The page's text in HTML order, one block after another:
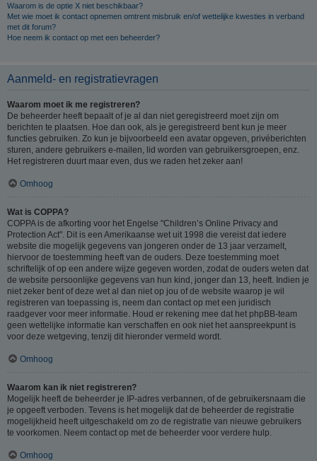
Waarom is de optie X niet beschikbaar?
Met wie moet ik contact opnemen omtrent misbruik en/of wettelijke kwesties in verband
met dit forum?
Hoe neem ik contact op met een beheerder?
Aanmeld- en registratievragen
Waarom moet ik me registreren?
De beheerder heeft bepaalt of je al dan niet geregistreerd moet zijn om
berichten te plaatsen. Hoe dan ook, als je geregistreerd bent kun je meer
functies gebruiken. Zo kun je bijvoorbeeld een avatar opgeven, privéberichten
sturen, andere gebruikers e-mailen, lid worden van gebruikersgroepen, enz.
Het registreren duurt maar even, dus we raden het zeker aan!
Omhoog
Wat is COPPA?
COPPA is de afkorting voor het Engelse "Children’s Online Privacy and
Protection Act". Dit is een Amerikaanse wet uit 1998 die vereist dat iedere
website die mogelijk gegevens van jongeren onder de 13 jaar verzamelt,
hiervoor de toestemming heeft van de ouders. Deze toestemming moet
schriftelijk of op een andere wijze gegeven worden, zodat de ouders weten dat
de website persoonlijke gegevens van hun kind, jonger dan 13, heeft. Indien je
niet zeker bent of deze wet al dan niet op jou of de website waarop je wil
registreren van toepassing is, neem dan contact op met een juridisch
raadgever voor meer informatie. Houd er rekening mee dat het phpBB-team
geen wettelijke informatie kan verschaffen en ook niet het aanspreekpunt is
voor deze wetgeving, tenzij dit hieronder vermeld wordt.
Omhoog
Waarom kan ik niet registreren?
Mogelijk heeft de beheerder je IP-adres verbannen, of de gebruikersnaam die
je opgeeft verboden. Tevens is het mogelijk dat de beheerder de registratie
mogelijkheid heeft uitgeschakeld om zo de registratie van nieuwe gebruikers
te voorkomen. Neem contact op met de beheerder voor verdere hulp.
Omhoog